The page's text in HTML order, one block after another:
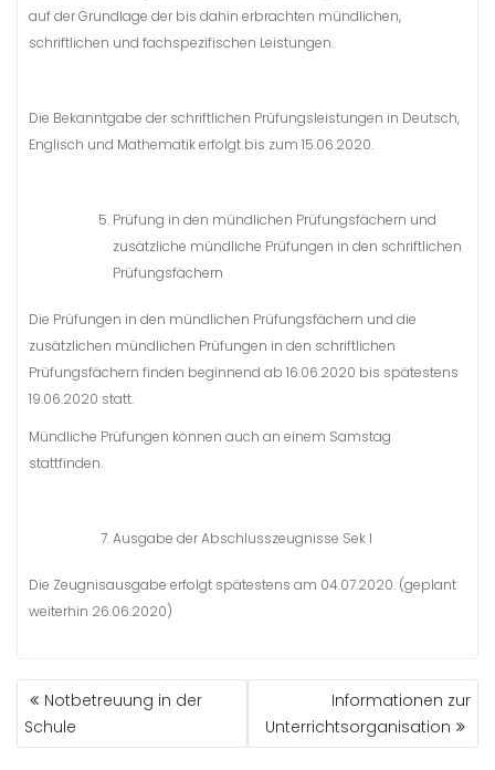
auf der Grundlage der bis dahin erbrachten mündlichen,
schriftlichen und fachspezifischen Leistungen.
Die Bekanntgabe der schriftlichen Prüfungsleistungen in Deutsch,
Englisch und Mathematik erfolgt bis zum 15.06.2020.
Prüfung in den mündlichen Prüfungsfächern und
zusätzliche mündliche Prüfungen in den schriftlichen
Prüfungsfächern
Die Prüfungen in den mündlichen Prüfungsfächern und die
zusätzlichen mündlichen Prüfungen in den schriftlichen
Prüfungsfächern finden beginnend ab 16.06.2020 bis spätestens
19.06.2020 statt.
Mündliche Prüfungen können auch an einem Samstag
stattfinden.
Ausgabe der Abschlusszeugnisse Sek I
Die Zeugnisausgabe erfolgt spätestens am 04.07.2020. (geplant
weiterhin 26.06.2020)
BEITRAGSNAVIGATION
Notbetreuung in der
Schule
Informationen zur
Unterrichtsorganisation